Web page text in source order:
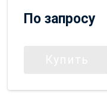
По запросу